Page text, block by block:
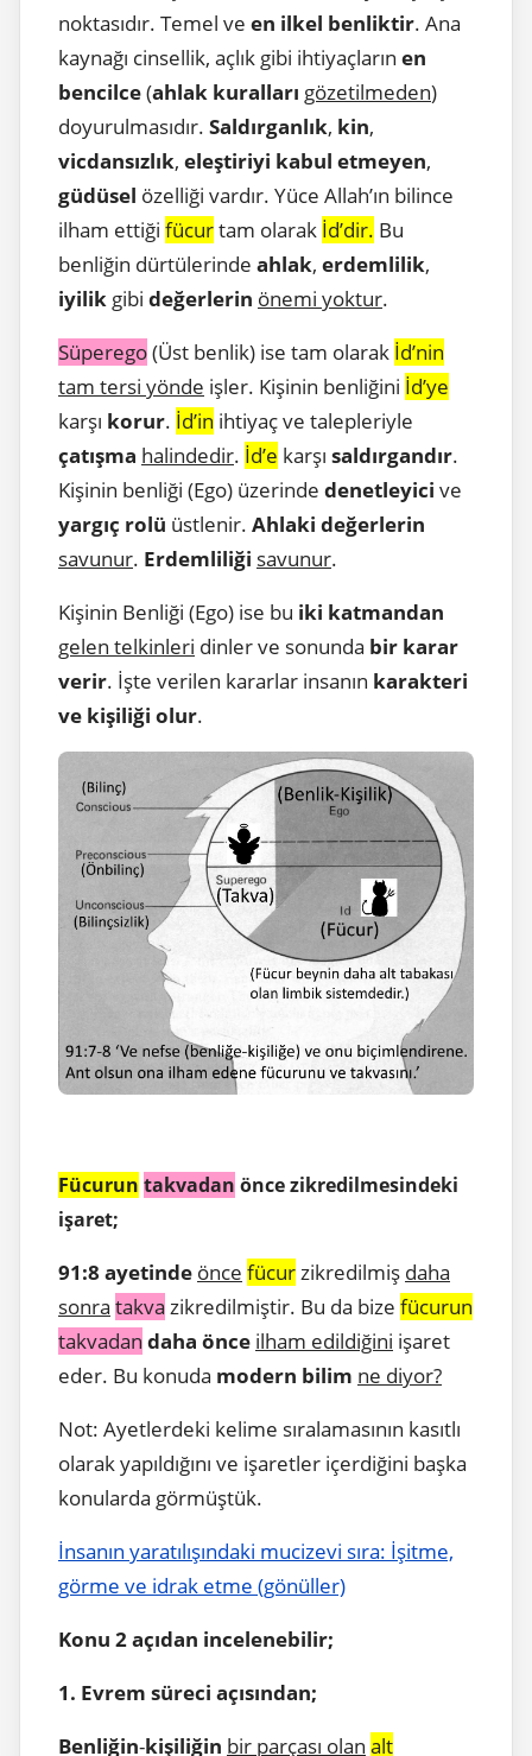
noktasıdır. Temel ve en ilkel benliktir. Ana
kaynağı cinsellik, açlık gibi ihtiyaçların en
bencilce(ahlak kuralları gözetilmeden)
doyurulmasıdır. Saldırganlık, kin,
vicdansızlık, eleştiriyi kabul etmeyen,
güdüsel özelliği vardır. Yüce Allah’ın bilince
ilham ettiği fücurtam olarak İd’dir. Bu
benliğin dürtülerinde ahlak, erdemlilik,
iyilik gibi değerlerin önemi yoktur.
Süperego(Üst benlik) ise tam olarak İd’nin
tam tersi yönde işler. Kişinin benliğini İd’ye
karşı korur. İd’in ihtiyaç ve talepleriyle
çatışma halindedir. İd’e karşı saldırgandır.
Kişinin benliği (Ego) üzerinde denetleyici ve
yargıç rolü üstlenir. Ahlaki değerlerin
savunur. Erdemliliği savunur.
Kişinin Benliği (Ego) ise bu iki katmandan
gelen telkinleri dinler ve sonunda bir karar
verir. İşte verilen kararlar insanın karakteri
ve kişiliği olur.
Fücurun takvadan önce zikredilmesindeki
işaret;
91:8 ayetinde önce fücurzikredilmiş daha
sonra takva zikredilmiştir. Bu da bize fücurun
takvadan daha önce ilham edildiğini işaret
eder. Bu konuda modern bilim ne diyor?
Not: Ayetlerdeki kelime sıralamasının kasıtlı
olarak yapıldığını ve işaretler içerdiğini başka
konularda görmüştük.
İnsanın yaratılışındaki mucizevi sıra: İşitme,
görme ve idrak etme (gönüller)
Konu 2 açıdan incelenebilir;
1. Evrem süreci açısından;
Benliğin-kişiliğin bir parçası olan alt